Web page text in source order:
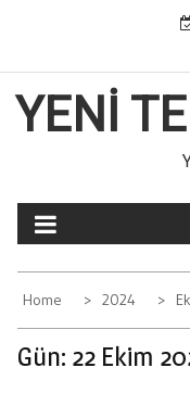
YENI
Home 2024
Gün: 22 Ekim